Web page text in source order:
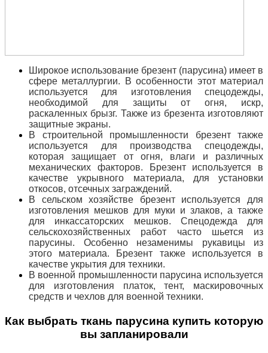
Широкое использование брезент (парусина) имеет в
сфере металлургии. В особенности этот материал
используется для изготовления спецодежды,
необходимой для защиты от огня, искр,
раскаленных брызг. Также из брезента изготовляют
защитные экраны.
В строительной промышленности брезент также
используется для производства спецодежды,
которая защищает от огня, влаги и различных
механических факторов. Брезент используется в
качестве укрывного материала, для установки
откосов, отсечных заграждений.
В сельском хозяйстве брезент используется для
изготовления мешков для муки и злаков, а также
для инкассаторских мешков. Спецодежда для
сельскохозяйственных работ часто шьется из
парусины. Особенно незаменимы рукавицы из
этого материала. Брезент также используется в
качестве укрытия для техники.
В военной промышленности парусина используется
для изготовления платок, тент, маскировочных
средств и чехлов для военной техники.
Как выбрать ткань парусина купить которую
вы запланировали